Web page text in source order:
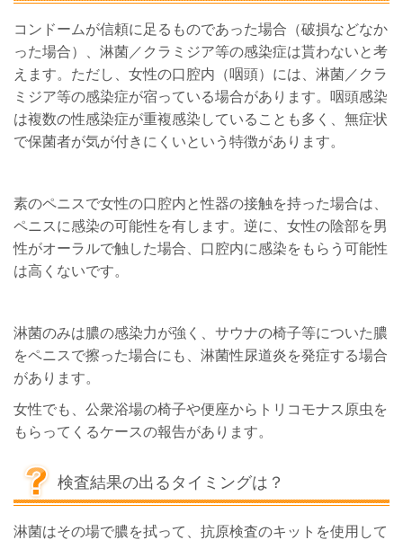
コンドームが信頼に足るものであった場合（破損などなか
った場合）、淋菌／クラミジア等の感染症は貰わないと考
えます。ただし、女性の口腔内（咽頭）には、淋菌／クラ
ミジア等の感染症が宿っている場合があります。咽頭感染
は複数の性感染症が重複感染していることも多く、無症状
で保菌者が気が付きにくいという特徴があります。
素のペニスで女性の口腔内と性器の接触を持った場合は、
ペニスに感染の可能性を有します。 逆に、女性の陰部を男
性がオーラルで触した場合、口腔内に感染をもらう可能性
は高くないです。
淋菌のみは膿の感染力が強く、サウナの椅子等についた膿
をペニスで擦った場合にも、淋菌性尿道炎を発症する場合
があります。
女性でも、公衆浴場の椅子や便座からトリコモナス原虫を
もらってくるケースの報告があります。
検査結果の出るタイミングは？
淋菌はその場で膿を拭って、抗原検査のキットを使用して